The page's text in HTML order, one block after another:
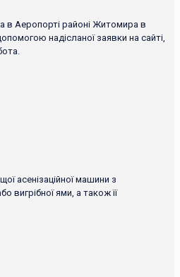
в Аеропорті районі Житомира в
надісланої заявки на сайті,
асенізаційної машини з
вигрібної ями, а також її